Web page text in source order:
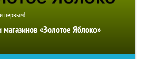
первым!
магазинов «Золотое Яблоко»